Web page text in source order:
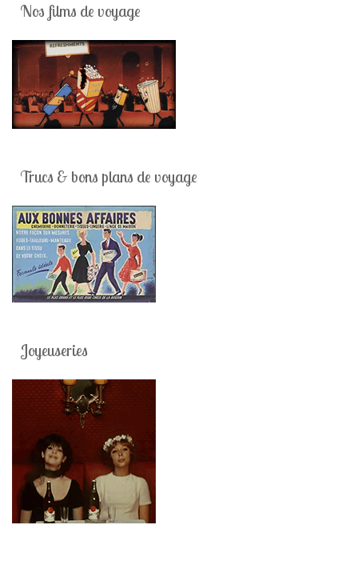
Nos films de voyage
Trucs & bons plans de voyage
Joyeuseries